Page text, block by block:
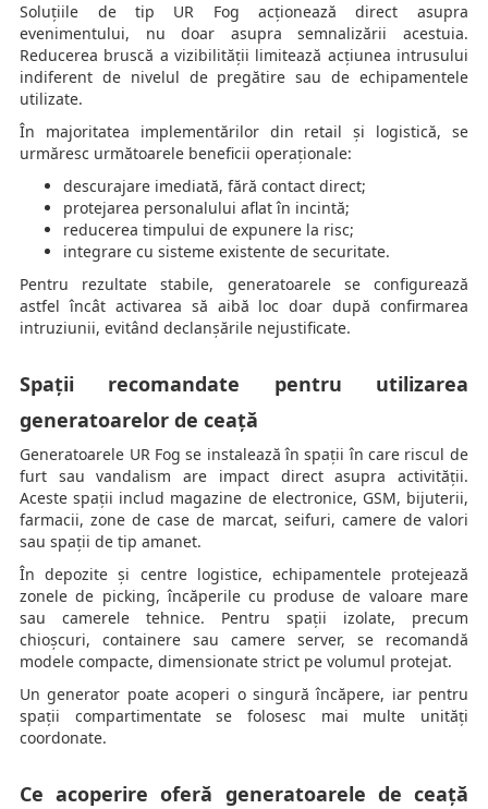
Soluțiile de tip UR Fog acționează direct asupra
evenimentului, nu doar asupra semnalizării acestuia.
Reducerea bruscă a vizibilității limitează acțiunea intrusului
indiferent de nivelul de pregătire sau de echipamentele
utilizate.
În majoritatea implementărilor din retail și logistică, se
urmăresc următoarele beneficii operaționale:
descurajare imediată, fără contact direct;
protejarea personalului aflat în incintă;
reducerea timpului de expunere la risc;
integrare cu sisteme existente de securitate.
Pentru rezultate stabile, generatoarele se configurează
astfel încât activarea să aibă loc doar după confirmarea
intruziunii, evitând declanșările nejustificate.
Spații recomandate pentru utilizarea
generatoarelor de ceață
Generatoarele UR Fog se instalează în spații în care riscul de
furt sau vandalism are impact direct asupra activității.
Aceste spații includ magazine de electronice, GSM, bijuterii,
farmacii, zone de case de marcat, seifuri, camere de valori
sau spații de tip amanet.
În depozite și centre logistice, echipamentele protejează
zonele de picking, încăperile cu produse de valoare mare
sau camerele tehnice. Pentru spații izolate, precum
chioșcuri, containere sau camere server, se recomandă
modele compacte, dimensionate strict pe volumul protejat.
Un generator poate acoperi o singură încăpere, iar pentru
spații compartimentate se folosesc mai multe unități
coordonate.
Ce acoperire oferă generatoarele de ceață